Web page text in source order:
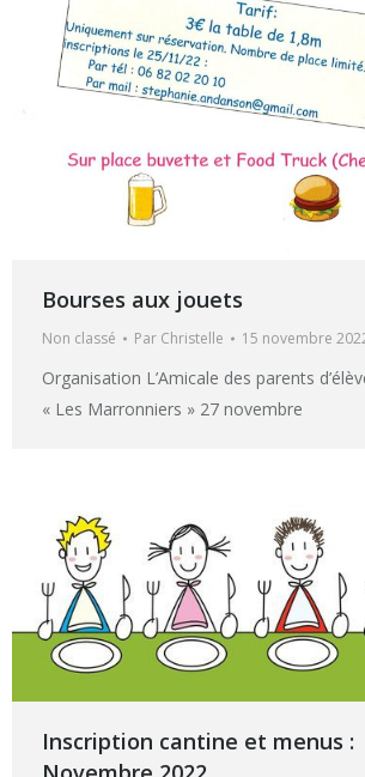
Bourses aux jouets
Non classé Par Christelle 15 novembre
Organisation L’Amicale des parents
« Les Marronniers » 27 novembre
Inscription cantine et menus :